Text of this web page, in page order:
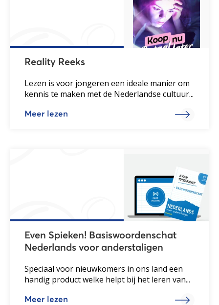
Reality Reeks
Lezen is voor jongeren een ideale manier om
kennis te maken met de Nederlandse cultuur...
Meer lezen
Even Spieken! Basiswoordenschat
Nederlands voor anderstaligen
Speciaal voor nieuwkomers in ons land een
handig product welke helpt bij het leren van...
Meer lezen